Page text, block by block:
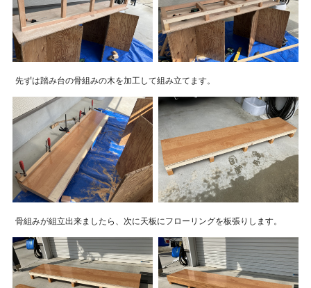
先ずは踏み台の骨組みの木を加工して組み立てます。
骨組みが組立出来ましたら、次に天板にフローリングを板張りします。